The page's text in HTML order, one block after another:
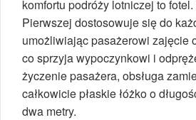
komfortu podróży lotniczej to
Pierwszej dostosowuje się do
umożliwiając pasażerowi zajęcie
co sprzyja wypoczynkowi i
życzenie pasażera, obsługa
całkowicie płaskie łóżko o
dwa metry.